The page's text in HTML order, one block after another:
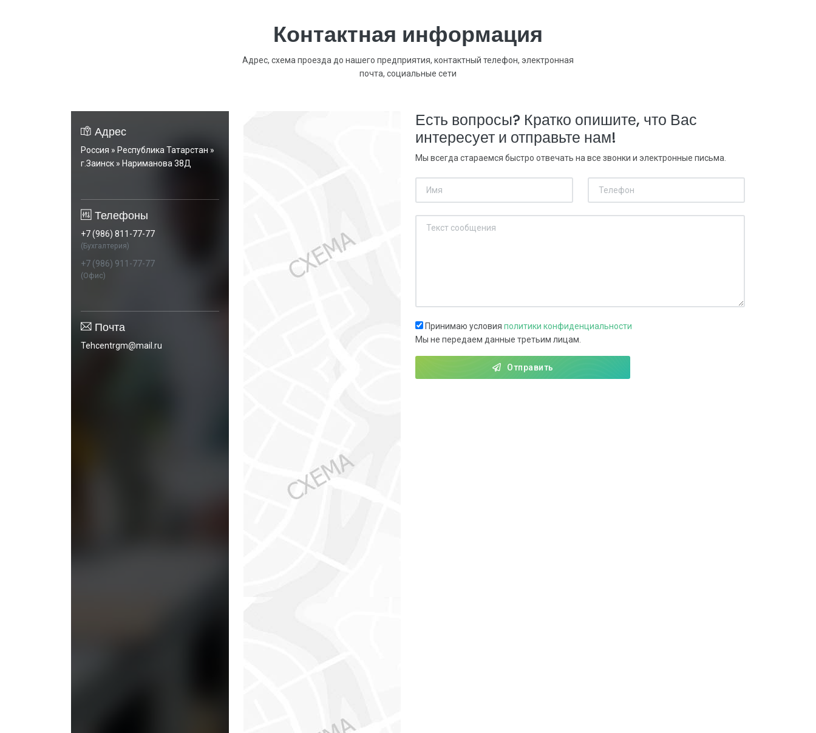
Контактная информация
Адрес, схема проезда до нашего предприятия, контактный телефон, электронная
почта, социальные сети
Адрес
Россия » Республика Татарстан »
г.Заинск » Нариманова 38Д
Телефоны
+7 (986) 811-77-77
(Бухгалтерия)
+7 (986) 911-77-77
(Офис)
Почта
Tehcentrgm@mail.ru
Есть вопросы? Кратко опишите, что Вас
интересует и отправьте нам!
Мы всегда стараемся быстро отвечать на все звонки и электронные письма.
Принимаю условия политики конфиденциальности
Мы не передаем данные третьим лицам.
Отправить